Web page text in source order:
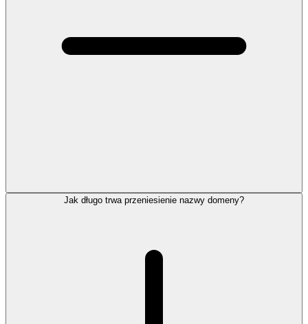
Jak długo trwa przeniesienie nazwy domeny?